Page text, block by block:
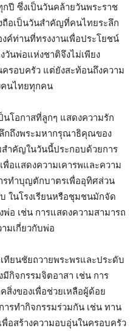
ปี ซึ่งเป็นวันคล้ายวันพระราช
อเป็นวันสำคัญที่คนไทยระลึก
ค์ท่านที่ทรงงานเพื่อประโยชน์
วันพ่อแห่งชาติจึงไม่เพียง
รอบครัว แต่ยังสะท้อนถึงความ
นไทยทุกคน
นโอกาสที่ลูกๆ แสดงความรัก
กถึงพระมหากรุณาธิคุณของ
ำคัญในวันนี้ประกอบด้วยการ
อแสดงความเคารพและความ
รทำบุญตักบาตรเพื่ออุทิศส่วน
ในโรงเรียนหรือชุมชนมักจัด
อ เช่น การแสดงความสามารถ
มเกี่ยวกับพ่อ
ทียนชัยถวายพระพรและประดับ
กิจกรรมจิตอาสา เช่น การ
งของเพื่อช่วยเหลือผู้ด้อย
รทำกิจกรรมร่วมกัน เช่น ทาน
อสร้างความอบอุ่นในครอบครัว